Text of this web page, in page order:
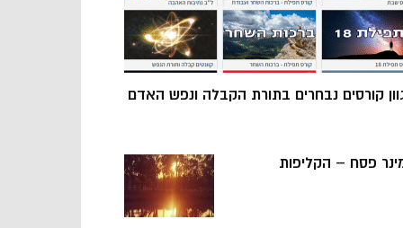
קורסים נבחרים בתורת הקבלה ונפש האדם
פסח – הקליפות